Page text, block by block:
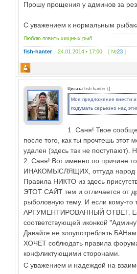
Прошу прощения у админов за
С уважением к нормальным
Люблю ловить хищных рыб
fish-hanter24.01.2014 • 17:00 [ №23 ]
Цитата fish-hanter ()
Мое предложение внести
подумать серьезно над
1. Саня! Твое
после того, как ты прочтешь этот
удален (здесь так не
2. Саня! Вот именно по причине
ИНАКОМЫСЛЯЩИХ, оттуда народ и
Правила НИКТО из здесь
ЭТОТ САЙТ тем и отличается от
рыболовную тему. И если кому-то
АРГУМЕНТИРОВАННЫЙ ОТВЕТ.
соответствующей иконкой
Давайте не злоупотреблять
ХОЧЕТ соблюдать правила
конфликтующими сторонами.
С уважением и надеждой на